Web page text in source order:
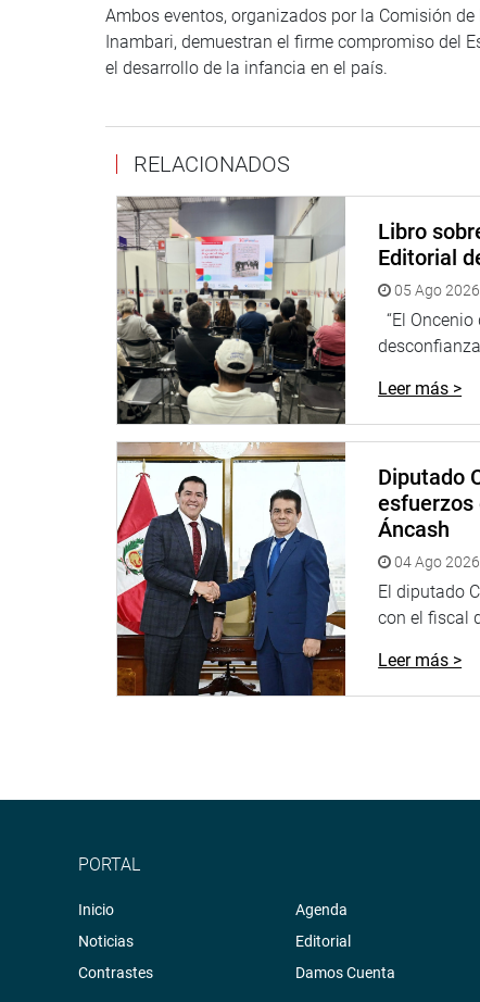
Ambos eventos, organizados por la Comisión
Inambari, demuestran el firme compromiso del
el desarrollo de la infancia en el país.
RELACIONADOS
Libro
Editorial
05 Ago
“El
Leer más >
Diputado
esfuerzos
Áncash
04 Ago
El diputado
con el fiscal
Leer más >
PORTAL
Inicio
Noticias
Contrastes
Agenda
Editorial
Damos Cuenta